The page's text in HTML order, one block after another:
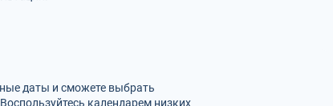
даты и сможете выбрать
календарем низких